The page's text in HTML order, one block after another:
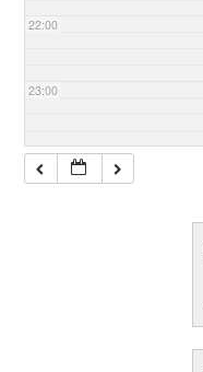
22:00
23:00